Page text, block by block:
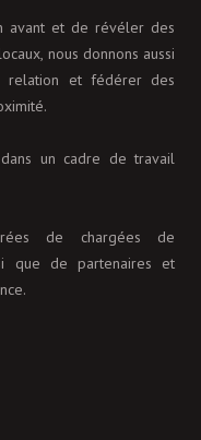
avant et de révéler des
nous donnons aussi
et fédérer des
un cadre de travail
de chargées de
que de partenaires et